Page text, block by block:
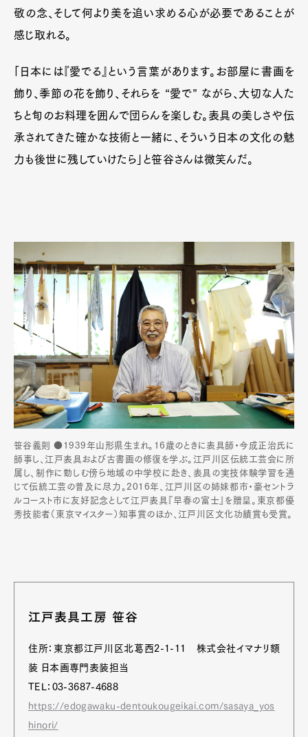
敬の念、そして何より美を追い求める心が必要であることが
感じ取れる。
「日本には『愛でる』という言葉があります。お部屋に書画を
飾り、季節の花を飾り、それらを “愛で” ながら、大切な人た
ちと旬のお料理を囲んで団らんを楽しむ。表具の美しさや伝
承されてきた確かな技術と一緒に、そういう日本の文化の魅
力も後世に残していけたら」と笹谷さんは微笑んだ。
笹谷義則 ●1939年山形県生まれ。16歳のときに表具師・今成正治氏に
師事し、江戸表具および古書画の修復を学ぶ。江戸川区伝統工芸会に所
属し、制作に勤しむ傍ら地域の中学校に赴き、表具の実技体験学習を通
じて伝統工芸の普及に尽力。2016年、江戸川区の姉妹都市・豪セントラ
ルコースト市に友好記念として江戸表具『早春の富士』を贈呈。東京都優
秀技能者（東京マイスター）知事賞のほか、江戸川区文化功績賞も受賞。
江戸表具工房 笹谷
住所：東京都江戸川区北葛西2-1-11 株式会社イマナリ額
装 日本画専門表装担当
TEL：03-3687-4688
https://edogawaku-dentoukougeikai.com/sasaya_yos
hinori/